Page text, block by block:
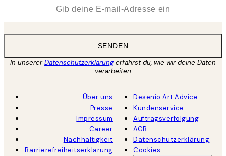
SENDEN
In unsererDatenschutzerklärungerfährst du, wie wir deine Daten
verarbeiten
Über uns
Presse
Impressum
Career
Nachhaltigkeit
Barrierefreiheitserklärung
Desenio Art Advice
Kundenservice
Auftragsverfolgung
AGB
Datenschutzerklärung
Cookies